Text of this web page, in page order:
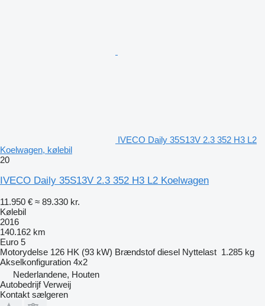
IVECO Daily 35S13V 2.3 352 H3 L2
Koelwagen, kølebil
20
IVECO Daily 35S13V 2.3 352 H3 L2 Koelwagen
11.950 € ≈ 89.330 kr.
Kølebil
2016
140.162 km
Euro 5
Motorydelse 126 HK (93 kW) Brændstof diesel Nyttelast 1.285 kg
Akselkonfiguration 4x2
Nederlandene, Houten
Autobedrijf Verweij
Kontakt sælgeren